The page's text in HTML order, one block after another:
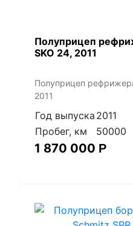
Полуприцеп
SKO 24, 2011
Полуприцеп
2011
Год выпуска 2011
Пробег, км
50000
1 870 000 Р